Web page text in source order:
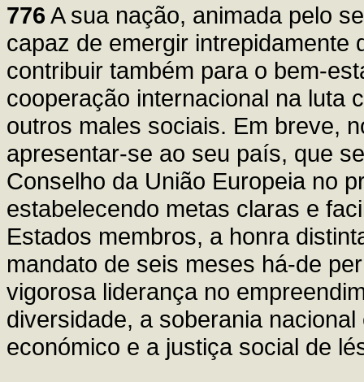
776 A sua nação, animada pelo
capaz de emergir intrepidamente
contribuir também para o bem-
cooperação internacional na luta
outros males sociais. Em breve,
apresentar-se ao seu país, que
Conselho da União Europeia no
estabelecendo metas claras e
Estados membros, a honra
mandato de seis meses há-de
vigorosa liderança no
diversidade, a soberania
económico e a justiça social de